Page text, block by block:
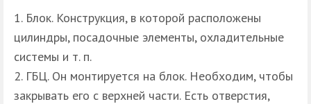
Блок. Конструкция, в которой расположены
цилиндры, посадочные элементы, охладительные
системы и т. п.
ГБЦ. Он монтируется на блок. Необходим, чтобы
закрывать его с верхней части. Есть отверстия,